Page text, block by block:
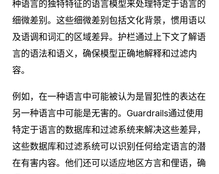
种语言的独特特征的语言模型来处理特定于语言的
细微差别。这些细微差别包括文化背景，惯用语以
及语调和词汇的区域差异。护栏通过上下文了解语
言的语法和语义，确保模型正确地解释和过滤内
容。
例如，在一种语言中可能被认为是冒犯性的表达在
另一种语言中可能是无害的。Guardrails通过使用
特定于语言的数据库和过滤系统来解决这些差异，
这些数据库和过滤系统可以识别任何给定语言的潜
在有害内容。他们还可以适应地区方言和俚语，确